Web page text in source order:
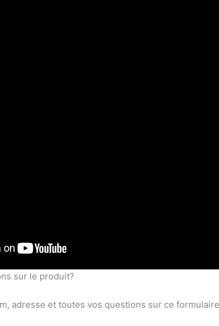
sur le produit?
adresse et toutes vos questions sur ce